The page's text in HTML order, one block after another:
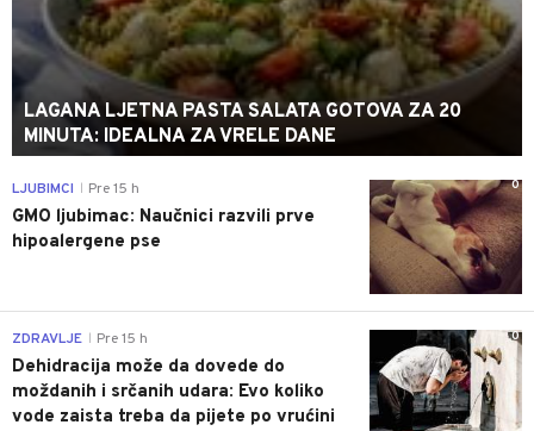
LAGANA LJETNA PASTA SALATA GOTOVA ZA 20
MINUTA: IDEALNA ZA VRELE DANE
0
LJUBIMCI Pre 15 h
GMO ljubimac: Naučnici razvili prve
hipoalergene pse
0
ZDRAVLJE Pre 15 h
Dehidracija može da dovede do
moždanih i srčanih udara: Evo koliko
vode zaista treba da pijete po vrućini